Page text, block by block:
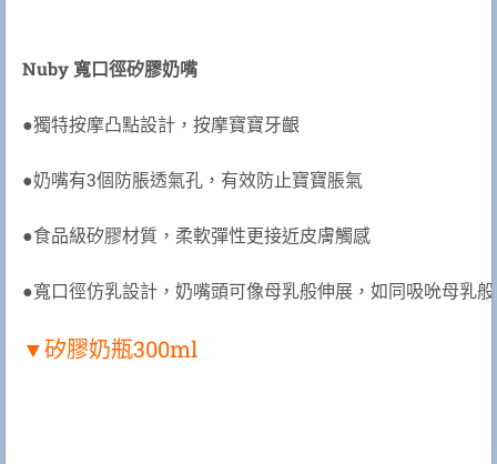
Nuby 寬口徑矽膠奶嘴
●獨特按摩凸點設計，按摩寶寶牙齦
●奶嘴有3個防脹透氣孔，有效防止寶寶脹氣
●食品級矽膠材質，柔軟彈性更接近皮膚觸感
●寬口徑仿乳設計，奶嘴頭可像母乳般伸展，如同吸吮母乳
▼矽膠奶瓶300ml